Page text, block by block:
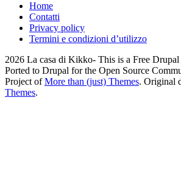
Home
Contatti
Privacy policy
Termini e condizioni d’utilizzo
2026 La casa di Kikko- This is a Free Drupal
Ported to Drupal for the Open Source
Project ofMore than (just) Themes. Original
Themes.